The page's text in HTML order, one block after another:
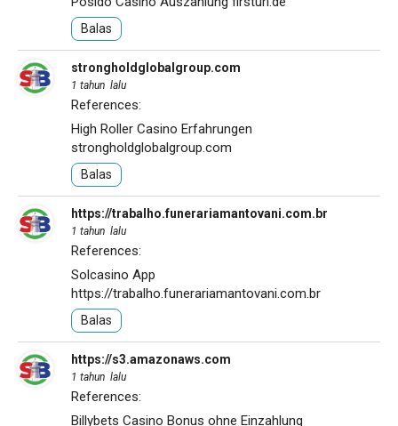
Balas
strongholdglobalgroup.com
1 tahun lalu
References:
High Roller Casino Erfahrungen
strongholdglobalgroup.com
Balas
https://trabalho.funerariamantovani.com.br
1 tahun lalu
References:
Solcasino App
https://trabalho.funerariamantovani.com.br
Balas
https://s3.amazonaws.com
1 tahun lalu
References:
Billybets Casino Bonus ohne Einzahlung